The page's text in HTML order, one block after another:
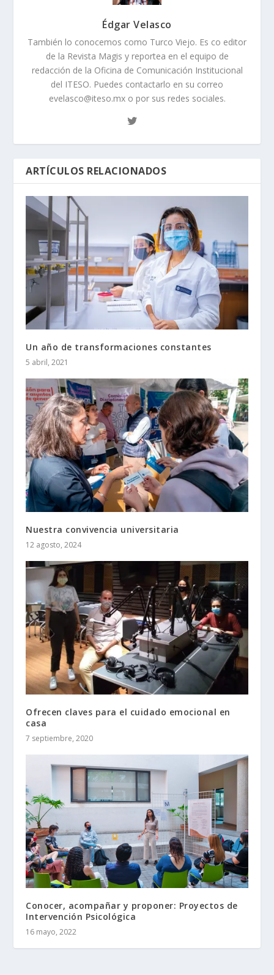
Édgar Velasco
También lo conocemos como Turco Viejo. Es co editor
de la Revista Magis y reportea en el equipo de
redacción de la Oficina de Comunicación Institucional
del ITESO. Puedes contactarlo en su correo
evelasco@iteso.mx o por sus redes sociales.
ARTÍCULOS RELACIONADOS
Un año de transformaciones constantes
5 abril, 2021
Nuestra convivencia universitaria
12 agosto, 2024
Ofrecen claves para el cuidado emocional en
casa
7 septiembre, 2020
Conocer, acompañar y proponer: Proyectos de
Intervención Psicológica
16 mayo, 2022